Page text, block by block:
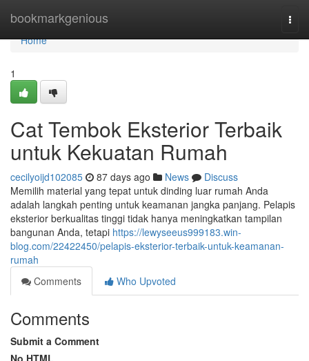
bookmarkgenious
Home
Home
1
Cat Tembok Eksterior Terbaik
untuk Kekuatan Rumah
cecilyoijd102085 87 days ago News
Discuss
Memilih material yang tepat untuk dinding luar rumah Anda
adalah langkah penting untuk keamanan jangka panjang. Pelapis
eksterior berkualitas tinggi tidak hanya meningkatkan tampilan
bangunan Anda, tetapi https://lewyseeus999183.win-
blog.com/22422450/pelapis-eksterior-terbaik-untuk-keamanan-
rumah
Comments
Who Upvoted
Comments
Submit a Comment
No HTML